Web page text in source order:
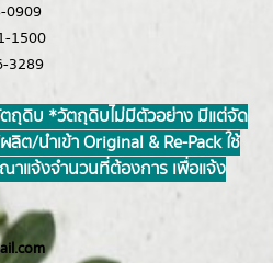
0909
1500
3289
ตถุดิบ *วัตถุดิบไม่มีตัวอย่าง มีแต่จัด
/นำเข้า Original & Re-Pack ใช้
าแจ้งจำนวนที่ต้องการ เพื่อแจ้ง